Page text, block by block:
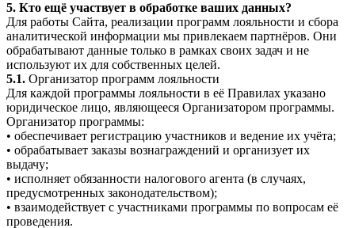
5. Кто ещё участвует в обработке ваших данных?
Для работы Сайта, реализации программ лояльности и сбора
аналитической информации мы привлекаем партнёров. Они
обрабатывают данные только в рамках своих задач и не
используют их для собственных целей.
5.1. Организатор программ лояльности
Для каждой программы лояльности в её Правилах указано
юридическое лицо, являющееся Организатором программы.
Организатор программы:
• обеспечивает регистрацию участников и ведение их учёта;
• обрабатывает заказы вознаграждений и организует их
выдачу;
• исполняет обязанности налогового агента (в случаях,
предусмотренных законодательством);
• взаимодействует с участниками программы по вопросам её
проведения.